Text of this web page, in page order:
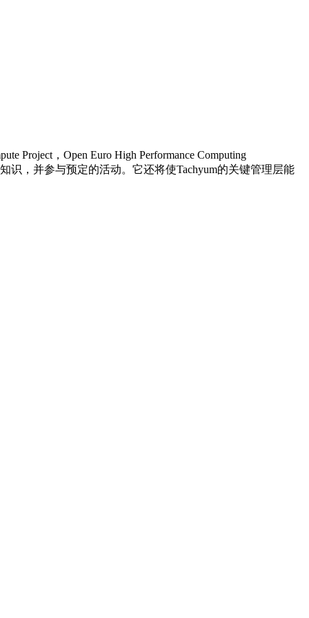
Project，Open Euro High Performance Computing
识，并参与预定的活动。它还将使Tachyum的关键管理层能